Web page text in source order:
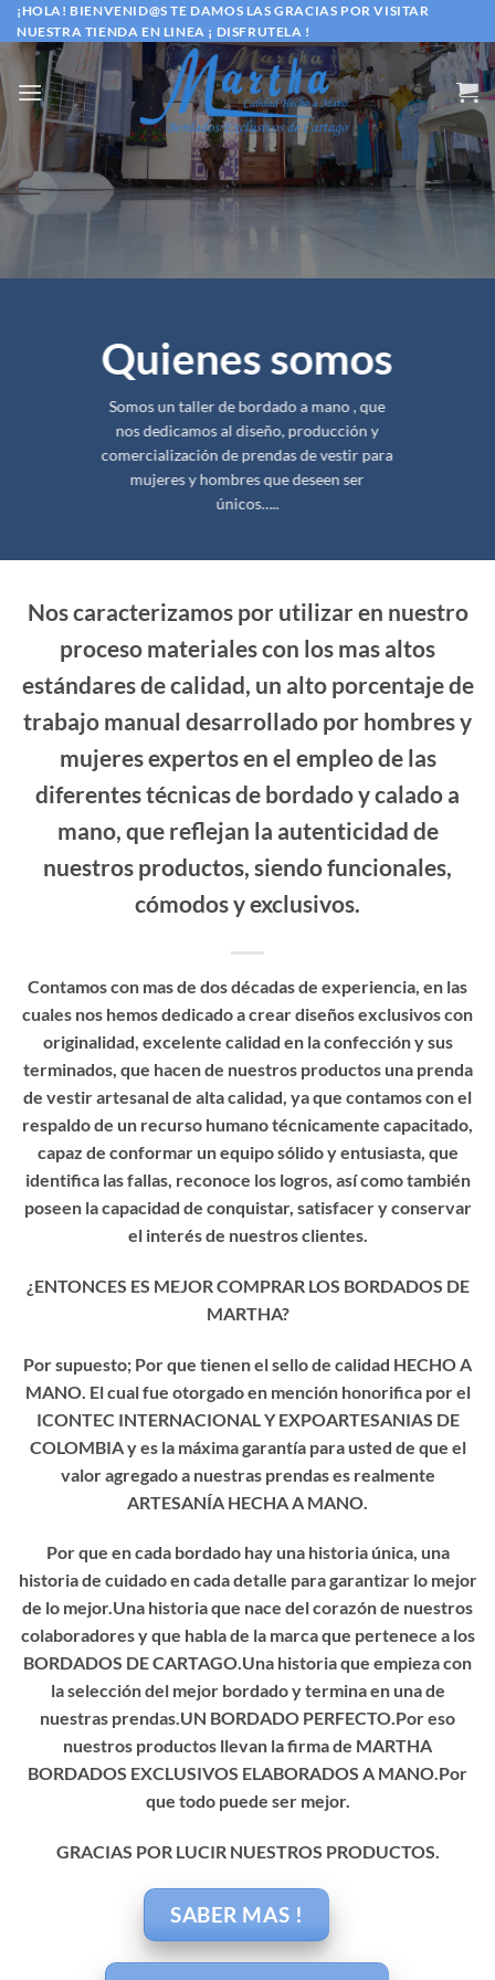
Saltar
al
contenido
¡HOLA! BIENVENID@S TE DAMOS LAS GRACIAS POR VISITAR
NUESTRA TIENDA EN LINEA ¡ DISFRUTELA !
Quienes somos
Somos un taller de bordado a mano , que
nos dedicamos al diseño, producción y
comercialización de prendas de vestir para
mujeres y hombres que deseen ser
únicos…..
Nos caracterizamos por utilizar en nuestro
proceso materiales con los mas altos
estándares de calidad, un alto porcentaje de
trabajo manual desarrollado por hombres y
mujeres expertos en el empleo de las
diferentes técnicas de bordado y calado a
mano, que reflejan la autenticidad de
nuestros productos, siendo funcionales,
cómodos y exclusivos.
Contamos con mas de dos décadas de experiencia, en las
cuales nos hemos dedicado a crear diseños exclusivos con
originalidad, excelente calidad en la confección y sus
terminados, que hacen de nuestros productos una prenda
de vestir artesanal de alta calidad, ya que contamos con el
respaldo de un recurso humano técnicamente capacitado,
capaz de conformar un equipo sólido y entusiasta, que
identifica las fallas, reconoce los logros, así como también
poseen la capacidad de conquistar, satisfacer y conservar
el interés de nuestros clientes.
¿ENTONCES ES MEJOR COMPRAR LOS BORDADOS DE
MARTHA?
Por supuesto; Por que tienen el sello de calidad HECHO A
MANO. El cual fue otorgado en mención honorifica por el
ICONTEC INTERNACIONAL Y EXPOARTESANIAS DE
COLOMBIA y es la máxima garantía para usted de que el
valor agregado a nuestras prendas es realmente
ARTESANÍA HECHA A MANO.
Por que en cada bordado hay una historia única, una
historia de cuidado en cada detalle para garantizar lo mejor
de lo mejor.Una historia que nace del corazón de nuestros
colaboradores y que habla de la marca que pertenece a los
BORDADOS DE CARTAGO.Una historia que empieza con
la selección del mejor bordado y termina en una de
nuestras prendas.UN BORDADO PERFECTO.Por eso
nuestros productos llevan la firma de MARTHA
BORDADOS EXCLUSIVOS ELABORADOS A MANO.Por
que todo puede ser mejor.
GRACIAS POR LUCIR NUESTROS PRODUCTOS.
SABER MAS !